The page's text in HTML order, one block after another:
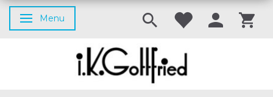
Skifte navigation
Menu